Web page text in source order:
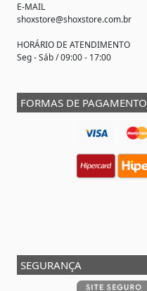
E-MAIL
shoxstore@shoxstore.com.br
HORÁRIO DE ATENDIMENTO
Seg - Sáb / 09:00 - 17:00
FORMAS DE PAGAMENTO
SEGURANÇA